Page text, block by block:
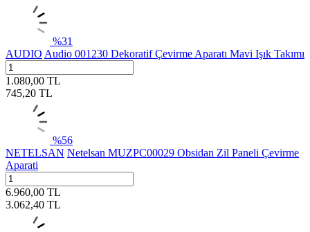
%31
AUDIO Audio 001230 Dekoratif Çevirme Aparatı Mavi Işık Takımı
1.080,00 TL
745,20 TL
%56
NETELSAN Netelsan MUZPC00029 Obsidan Zil Paneli Çevirme
Aparati
6.960,00 TL
3.062,40 TL